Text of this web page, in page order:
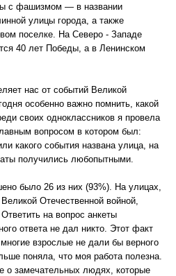
с фашизмом — в названии
улицы города, а также
поселке. На Северо - Западе
40 лет Победы, а в Ленинском
нас от событий Великой
особенно важно помнить, какой
своих одноклассников я провела
вопросом в котором был:
какого события названа улица, на
получились любопытными.
было 26 из них (93%). На улицах,
Отечественной войной,
на вопрос анкеты
ответа не дал никто. Этот факт
взрослые не дали бы верного
поняла, что моя работа полезна.
о замечательных людях, которые